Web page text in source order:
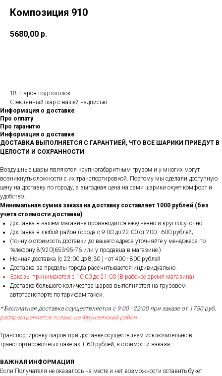
Композиция 910
5680,00 р.
18 Шаров под потолок
Стеклянный шар с вашей надписью
Информация о доставке
Про оплату
Про гаранитю
Информация о доставке
ДОСТАВКА ВЫПОЛНЯЕТСЯ С ГАРАНТИЕЙ, ЧТО ВСЕ ШАРИКИ ПРИЕДУТ В
ЦЕЛОСТИ И СОХРАННОСТИ
Воздушные шары являются крупногабаритным грузом и у многих могут
возникнуть сложности с их транспортировкой. Поэтому мы сделали доступную
цену на доставку по городу, а выгодная цена на сами шарики окует комфорт и
удобство.
Минимальная сумма заказа на доставку составляет 1000 рублей (без
учета стоимости доставки).
Доставка в нашем магазине производится ежедневно и круглосуточно.
Доставка в любой район города c 9:00 до 22:00 от 200 - 600 рублей;
(точную стоимость доставки до вашего адреса уточняйте у менеджера по
телефону 8(920)653-95-76 или у продавца в магазине.)
Ночная доставка (с 22:00 до 8:30 ) - от 400 - 800 рублей
Доставка за пределы города рассчитывается индивидуально.
Заказы принимаются с 10:00 до 21:00 (В рабочее время магазина)
Доставка большого количества шаров выполняется на грузовом
автотранспорте по тарифам такси.
* Бесплатная доставка осуществляется с 9:00 - 22:00 при заказе от 1750 руб,
распространяется только на Фрунзенский район.
Транспортировку шаров при доставке осуществляем исключительно в
транспортировочных пакетах + 60 рублей, к стоимости заказа.
ВАЖНАЯ ИНФОРМАЦИЯ
Если Получателя не оказалось на месте и нет возможности оставить букет